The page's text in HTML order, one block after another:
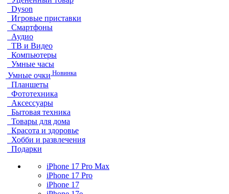
Dyson
Игровые приставки
Смартфоны
Аудио
ТВ и Видео
Компьютеры
Умные часы
Умные очки Новинка
Планшеты
Фототехника
Аксессуары
Бытовая техника
Товары для дома
Красота и здоровье
Хобби и развлечения
Подарки
iPhone 17 Pro Max
iPhone 17 Pro
iPhone 17